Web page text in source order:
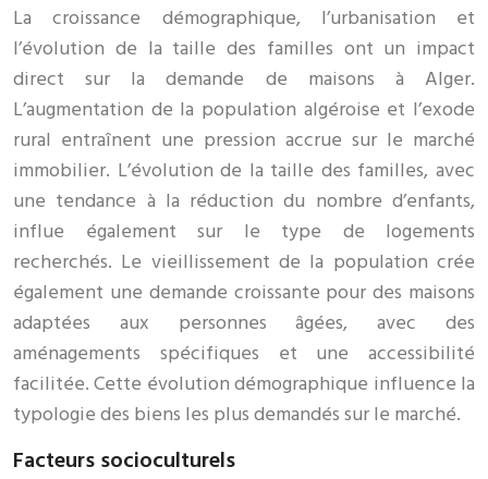
La croissance démographique, l’urbanisation et
l’évolution de la taille des familles ont un impact
direct sur la demande de maisons à Alger.
L’augmentation de la population algéroise et l’exode
rural entraînent une pression accrue sur le marché
immobilier. L’évolution de la taille des familles, avec
une tendance à la réduction du nombre d’enfants,
influe également sur le type de logements
recherchés. Le vieillissement de la population crée
également une demande croissante pour des maisons
adaptées aux personnes âgées, avec des
aménagements spécifiques et une accessibilité
facilitée. Cette évolution démographique influence la
typologie des biens les plus demandés sur le marché.
Facteurs socioculturels